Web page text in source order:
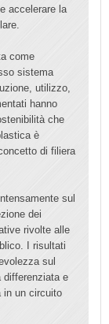
accelerare la
come
sistema
utilizzo,
hanno
che
è
di filiera
sul
dei
rivolte alle
I risultati
sul
differenziata e
in un circuito